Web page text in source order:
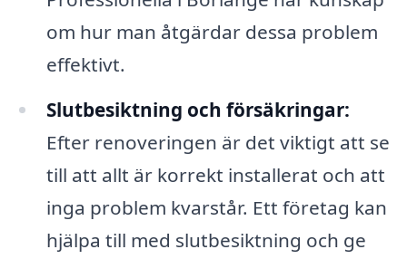
om hur man åtgärdar dessa problem
effektivt.
Slutbesiktning och försäkringar:
Efter renoveringen är det viktigt att se
till att allt är korrekt installerat och att
inga problem kvarstår. Ett företag kan
hjälpa till med slutbesiktning och ge